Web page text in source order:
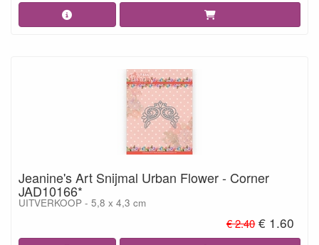
Jeanine's Art Snijmal Urban Flower - Corner
JAD10166*
UITVERKOOP - 5,8 x 4,3 cm
€ 2.40 € 1.60